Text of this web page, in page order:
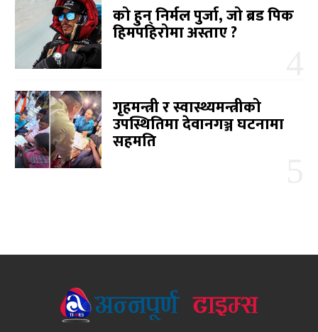
को हुन् निर्मल पुर्जा, जो ब्रड पिक
हिमपहिरोमा अस्ताए ?
गृहमन्त्री र स्वास्थ्यमन्त्रीको
उपस्थितिमा देवानगञ्ज घटनामा
सहमति